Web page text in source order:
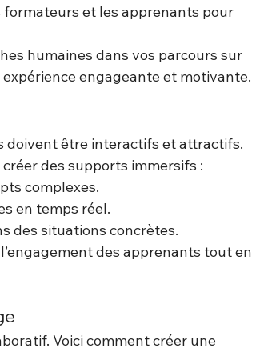
formateurs et les apprenants pour
humaines dans vos parcours sur
engageante et motivante.
doivent être interactifs et attractifs.
des supports immersifs :
complexes.
en temps réel.
des situations concrètes.
des apprenants tout en
Voici comment créer une